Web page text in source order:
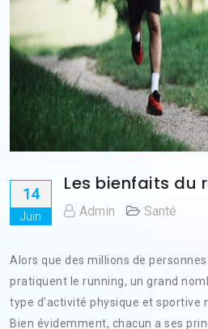
14
Juin
Les bienfaits du
Admin Santé
Alors que des millions de
pratiquent le running, un grand
type d’activité physique et sportive
Bien évidemment, chacun a ses